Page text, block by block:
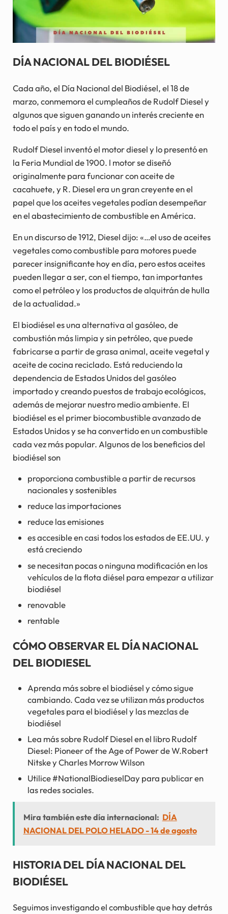
DÍA NACIONAL DEL BIODIÉSEL
Cada año, el Día Nacional del Biodiésel, el 18 de
marzo, conmemora el cumpleaños de Rudolf Diesel y
algunos que siguen ganando un interés creciente en
todo el país y en todo el mundo.
Rudolf Diesel inventó el motor diesel y lo presentó en
la Feria Mundial de 1900. l motor se diseñó
originalmente para funcionar con aceite de
cacahuete, y R. Diesel era un gran creyente en el
papel que los aceites vegetales podían desempeñar
en el abastecimiento de combustible en América.
En un discurso de 1912, Diesel dijo: «…el uso de aceites
vegetales como combustible para motores puede
parecer insignificante hoy en día, pero estos aceites
pueden llegar a ser, con el tiempo, tan importantes
como el petróleo y los productos de alquitrán de hulla
de la actualidad.»
El biodiésel es una alternativa al gasóleo, de
combustión más limpia y sin petróleo, que puede
fabricarse a partir de grasa animal, aceite vegetal y
aceite de cocina reciclado. Está reduciendo la
dependencia de Estados Unidos del gasóleo
importado y creando puestos de trabajo ecológicos,
además de mejorar nuestro medio ambiente. El
biodiésel es el primer biocombustible avanzado de
Estados Unidos y se ha convertido en un combustible
cada vez más popular. Algunos de los beneficios del
biodiésel son
proporciona combustible a partir de recursos
nacionales y sostenibles
reduce las importaciones
reduce las emisiones
es accesible en casi todos los estados de EE.UU. y
está creciendo
se necesitan pocas o ninguna modificación en los
vehículos de la flota diésel para empezar a utilizar
biodiésel
renovable
rentable
CÓMO OBSERVAR EL DÍA NACIONAL
DEL BIODIESEL
Aprenda más sobre el biodiésel y cómo sigue
cambiando. Cada vez se utilizan más productos
vegetales para el biodiésel y las mezclas de
biodiésel
Lea más sobre Rudolf Diesel en el libro Rudolf
Diesel: Pioneer of the Age of Power de W.Robert
Nitske y Charles Morrow Wilson
Utilice #NationalBiodieselDay para publicar en
las redes sociales.
Mira también este día internacional: DÍA
NACIONAL DEL POLO HELADO - 14 de agosto
HISTORIA DEL DÍA NACIONAL DEL
BIODIÉSEL
Seguimos investigando el combustible que hay detrás